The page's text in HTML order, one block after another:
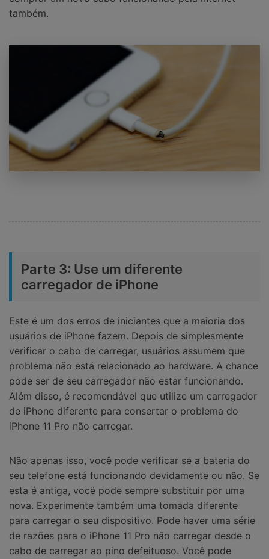
também.
Parte 3: Use um diferente
carregador de iPhone
Este é um dos erros de iniciantes que a maioria dos
usuários de iPhone fazem. Depois de simplesmente
verificar o cabo de carregar, usuários assumem que
problema não está relacionado ao hardware. A chance
pode ser de seu carregador não estar funcionando.
Além disso, é recomendável que utilize um carregador
de iPhone diferente para consertar o problema do
iPhone 11 Pro não carregar.
Não apenas isso, você pode verificar se a bateria do
seu telefone está funcionando devidamente ou não. Se
esta é antiga, você pode sempre substituir por uma
nova. Experimente também uma tomada diferente
para carregar o seu dispositivo. Pode haver uma série
de razões para o iPhone 11 Pro não carregar desde o
cabo de carregar ao pino defeituoso. Você pode